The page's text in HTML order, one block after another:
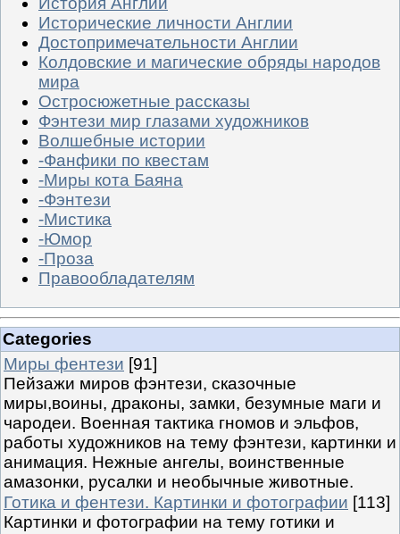
Исторические личности Англии
Достопримечательности Англии
Колдовские и магические обряды народов
мира
Остросюжетные рассказы
Фэнтези мир глазами художников
Волшебные истории
-Фанфики по квестам
-Миры кота Баяна
-Фэнтези
-Мистика
-Юмор
-Проза
Правообладателям
Categories
Миры фентези [91]
Пейзажи миров фэнтези, сказочные
миры,воины, драконы, замки, безумные маги и
чародеи. Военная тактика гномов и эльфов,
работы художников на тему фэнтези, картинки и
анимация. Нежные ангелы, воинственные
амазонки, русалки и необычные животные.
Готика и фентези. Картинки и фотографии [113]
Картинки и фотографии на тему готики и